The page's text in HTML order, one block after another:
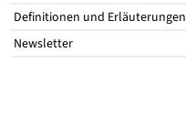
Definitionen und Erläuterungen
Newsletter